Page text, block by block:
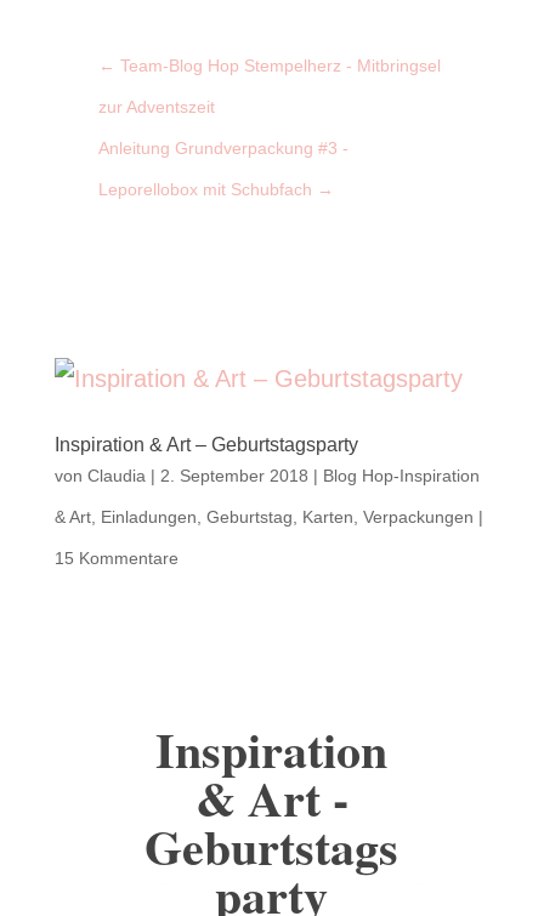
← Team-Blog Hop Stempelherz - Mitbringsel
zur Adventszeit
Anleitung Grundverpackung #3 -
Leporellobox mit Schubfach →
Inspiration & Art – Geburtstagsparty
von Claudia | 2. September 2018 | Blog Hop-Inspiration
& Art, Einladungen Geburtstag Karten Verpackungen |
15 Kommentare
Inspiration
& Art -
Geburtstags
party